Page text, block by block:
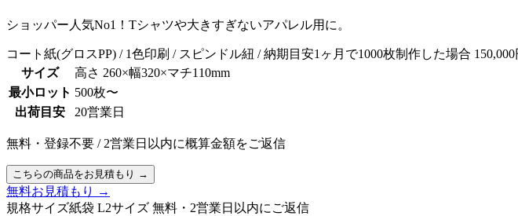
ショッパー人気No1！Tシャツや大きすぎないアパレル用に。
コート紙(グロスPP) / 1色印刷 / スピンドル紐 / 納期目安1ヶ月で1000枚制作した場合 150,000
サイズ
高さ 260×幅320×マチ110mm
最小ロット 500枚〜
出荷目安
20営業日
無料・登録不要 / 2営業日以内に概算金額をご返信
こちらの商品をお見積もり →
無料お見積もり
→
規格サイズ紙袋 L2サイズ 無料・2営業日以内にご返信